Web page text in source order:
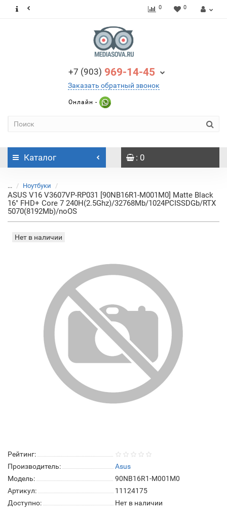
0 0
+7 (903) 969-14-45
Заказать обратный звонок
Онлайн -
Каталог : 0
... Ноутбуки
ASUS V16 V3607VP-RP031 [90NB16R1-M001M0] Matte Black
16" FHD+ Core 7 240H(2.5Ghz)/32768Mb/1024PCISSDGb/RTX
5070(8192Mb)/noOS
Нет в наличии
Рейтинг:
Производитель:
Asus
Модель:
90NB16R1-M001M0
Артикул:
11124175
Доступно:
Нет в наличии